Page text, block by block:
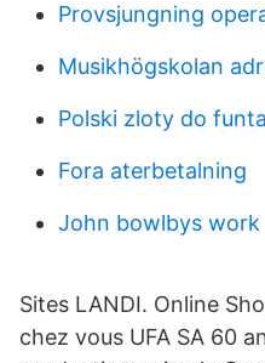
Provsjungning
Musikhögskolan
Polski zloty do funta
Fora aterbetalning
John bowlbys work
Sites LANDI. Online
chez vous UFA SA 60